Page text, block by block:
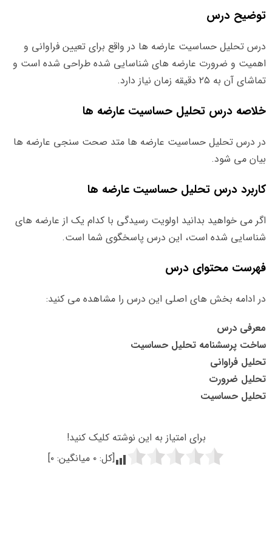
توضیح درس
درس تحلیل حساسیت عارضه ها در واقع برای تعیین فراوانی و
اهمیت و ضرورت عارضه های شناسایی شده طراحی شده است و
تماشای آن به ۲۵ دقیقه زمان نیاز دارد.
خلاصه درس تحلیل حساسیت عارضه ها
در درس تحلیل حساسیت عارضه ها متد صحت سنجی عارضه ها
بیان می شود.
کاربرد درس تحلیل حساسیت عارضه ها
اگر می خواهید بدانید اولویت رسیدگی با کدام یک از عارضه های
شناسایی شده است، این درس پاسخگوی شما است.
فهرست محتوای درس
در ادامه بخش های اصلی این درس را مشاهده می کنید:
معرفی درس
ساخت پرسشنامه تحلیل حساسیت
تحلیل فراوانی
تحلیل ضرورت
تحلیل حساسیت
برای امتیاز به این نوشته کلیک کنید!
[کل: ۰ میانگین: ۰]